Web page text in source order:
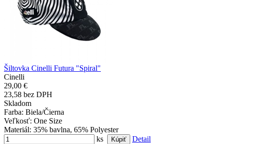
Šiltovka Cinelli Futura "Spiral"
Cinelli
29,00 €
23,58 bez DPH
Skladom
Farba: Biela/Čierna
Veľkosť: One Size
Materiál: 35% bavlna, 65% Polyester
ks
Detail